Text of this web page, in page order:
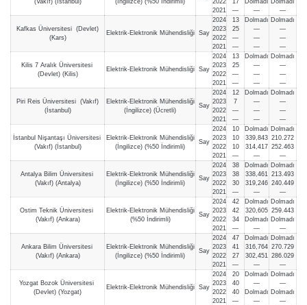
2021
—
—
—
Kafkas Üniversitesi (Devlet)
(Kars)
Elektrik-Elektronik Mühendisliği Say
2024
2023
2022
2021
13
25
—
—
Dolmadı
—
—
—
Dolmadı
—
—
—
Kilis 7 Aralık Üniversitesi
(Devlet) (Kilis)
Elektrik-Elektronik Mühendisliği Say
2024
2023
2022
2021
13
25
—
—
Dolmadı
—
—
—
Dolmadı
—
—
—
Piri Reis Üniversitesi (Vakıf)
(İstanbul)
Elektrik-Elektronik Mühendisliği
(İngilizce) (Ücretli)
Say
2024
2023
2022
2021
12
7
—
—
Dolmadı
—
—
—
Dolmadı
—
—
—
İstanbul Nişantaşı Üniversitesi
(Vakıf) (İstanbul)
Elektrik-Elektronik Mühendisliği
(İngilizce) (%50 İndirimli)
Say
2024
2023
2022
2021
10
10
10
—
Dolmadı
339,843
314,417
—
Dolmadı
210.272
252.463
—
Antalya Bilim Üniversitesi
(Vakıf) (Antalya)
Elektrik-Elektronik Mühendisliği
(İngilizce) (%50 İndirimli)
Say
2024
2023
2022
2021
38
38
30
—
Dolmadı
338,461
319,246
—
Dolmadı
213.493
240.449
—
Ostim Teknik Üniversitesi
(Vakıf) (Ankara)
Elektrik-Elektronik Mühendisliği
(%50 İndirimli)
Say
2024
2023
2022
2021
42
42
34
—
Dolmadı
320,605
Dolmadı
—
Dolmadı
259.443
Dolmadı
—
Ankara Bilim Üniversitesi
(Vakıf) (Ankara)
Elektrik-Elektronik Mühendisliği
(İngilizce) (%50 İndirimli)
Say
2024
2023
2022
2021
47
41
27
—
Dolmadı
316,764
302,451
—
Dolmadı
270.729
286.029
—
Yozgat Bozok Üniversitesi
(Devlet) (Yozgat)
Elektrik-Elektronik Mühendisliği Say
2024
2023
2022
2021
20
40
40
—
Dolmadı
—
Dolmadı
—
Dolmadı
—
Dolmadı
—